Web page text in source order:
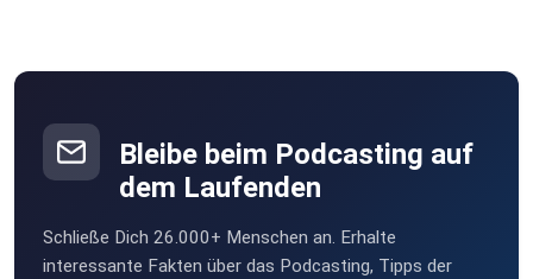
Bleibe beim Podcasting auf
dem Laufenden
Schließe Dich 26.000+ Menschen an. Erhalte
interessante Fakten über das Podcasting, Tipps der